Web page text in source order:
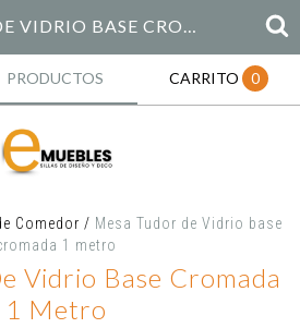
MESA TUDOR DE VIDRIO BASE CROMADA 1 METRO
PRODUCTOS CARRITO 0
Comedor / Mesa Tudor de Vidrio base
1 metro
Vidrio Base Cromada
1 Metro